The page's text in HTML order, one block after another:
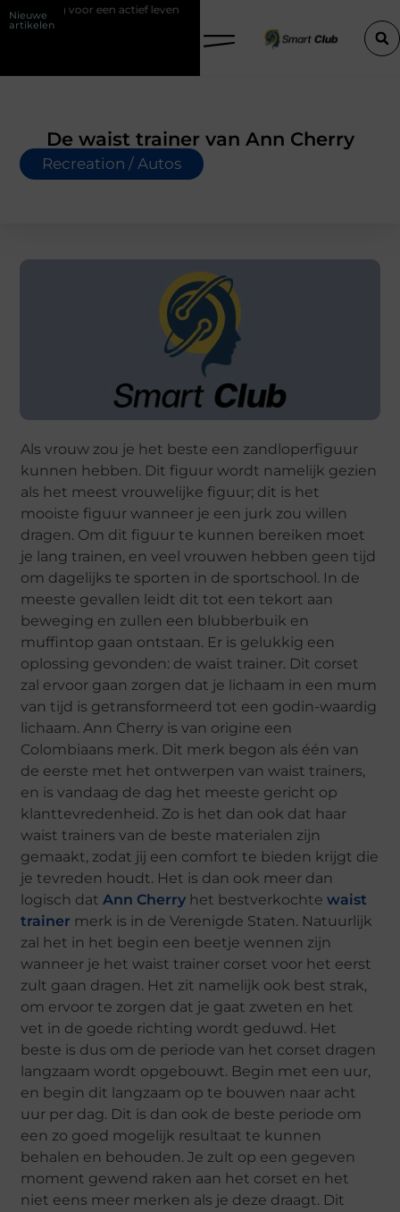
Nieuwe
artikelen
een actief leven Waarom Ermelo de perfecte plek is voor jouw
De waist trainer van Ann Cherry
Recreation / Autos
Als vrouw zou je het beste een zandloperfiguur
kunnen hebben. Dit figuur wordt namelijk gezien
als het meest vrouwelijke figuur; dit is het
mooiste figuur wanneer je een jurk zou willen
dragen. Om dit figuur te kunnen bereiken moet
je lang trainen, en veel vrouwen hebben geen tijd
om dagelijks te sporten in de sportschool. In de
meeste gevallen leidt dit tot een tekort aan
beweging en zullen een blubberbuik en
muffintop gaan ontstaan. Er is gelukkig een
oplossing gevonden: de waist trainer. Dit corset
zal ervoor gaan zorgen dat je lichaam in een mum
van tijd is getransformeerd tot een godin-waardig
lichaam. Ann Cherry is van origine een
Colombiaans merk. Dit merk begon als één van
de eerste met het ontwerpen van waist trainers,
en is vandaag de dag het meeste gericht op
klanttevredenheid. Zo is het dan ook dat haar
waist trainers van de beste materialen zijn
gemaakt, zodat jij een comfort te bieden krijgt die
je tevreden houdt. Het is dan ook meer dan
logisch datAnn Cherry het bestverkochtewaist
trainer merk is in de Verenigde Staten. Natuurlijk
zal het in het begin een beetje wennen zijn
wanneer je het waist trainer corset voor het eerst
zult gaan dragen. Het zit namelijk ook best strak,
om ervoor te zorgen dat je gaat zweten en het
vet in de goede richting wordt geduwd. Het
beste is dus om de periode van het corset dragen
langzaam wordt opgebouwt. Begin met een uur,
en begin dit langzaam op te bouwen naar acht
uur per dag. Dit is dan ook de beste periode om
een zo goed mogelijk resultaat te kunnen
behalen en behouden. Je zult op een gegeven
moment gewend raken aan het corset en het
niet eens meer merken als je deze draagt. Dit